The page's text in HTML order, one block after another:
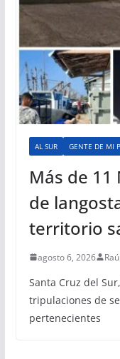
AL SUR GENTE DE MI
Más de
de
territorio
agosto 6, 2026
Santa Cruz del
tripulaciones de
pertenecientes